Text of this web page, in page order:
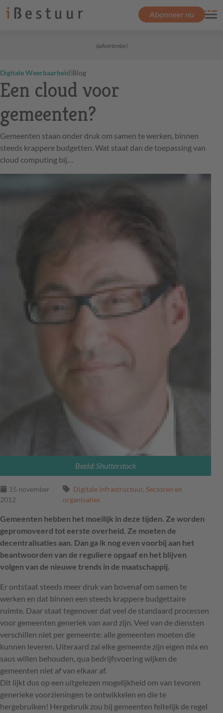
Abonneer nu
(advertentie)
Digitale Weerbaarheid|Blog
Een cloud voor
gemeenten?
Gemeenten staan onder druk om samen te werken, binnen
steeds krappere budgetten. Wat staat dan de toepassing van
cloud computing bij…
Beeld: Shutterstock
15 november
2012
Digitale infrastructuur, Sectoren en
organisaties
Gemeenten hebben het moeilijk in deze tijden. Ze worden
gepromoveerd tot eerste overheid. Ze moeten de
decentralisaties aan. Dan ga ik nog even voorbij aan het
beantwoorden van de reguliere opgaaf en het blijven
volgen van de nieuwe trends in de maatschappij.
Er ontstaat steeds meer druk van bovenaf om samen te
werken en dat binnen een steeds krappere budgettaire
ruimte. Daar staat tegenover dat veel de standaard processen
voor gemeenten generiek van aard zijn. Veel van de diensten
verschillen niet per gemeente: alle gemeenten moeten die
kunnen leveren. Uiteraard zal elke gemeente zijn eigen mix en
saus willen behouden, qua bedrijfsvoering wijken de
gemeenten niet af van elkaar af.
Dit lijkt dus op een uitgelezen mogelijkheid om van tevoren
generieke voorzieningen te ontwikkelen en die te
hergebruiken! Hergebruik zou bij gemeenten feitelijk de regel